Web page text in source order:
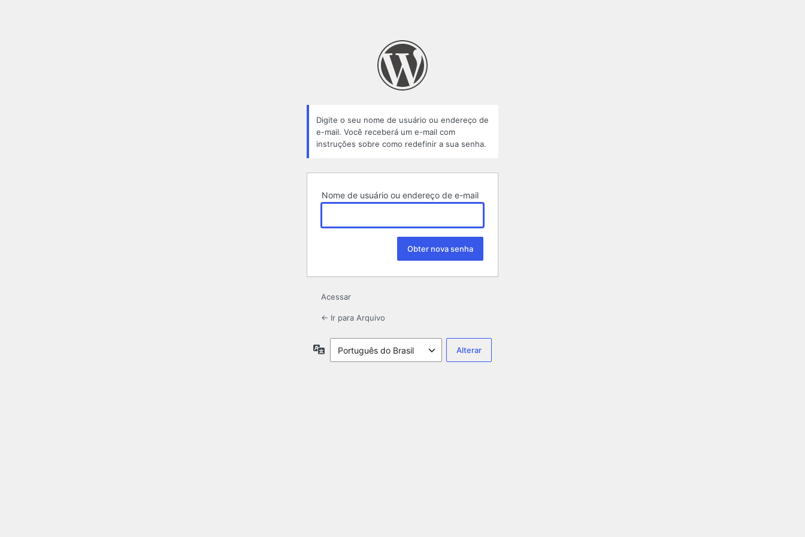
Digite o seu nome de usuário ou endereço de
e-mail. Você receberá um e-mail com
instruções sobre como redefinir a sua senha.
Nome de usuário ou endereço de e-mail
Acessar
← Ir para Arquivo
Idioma